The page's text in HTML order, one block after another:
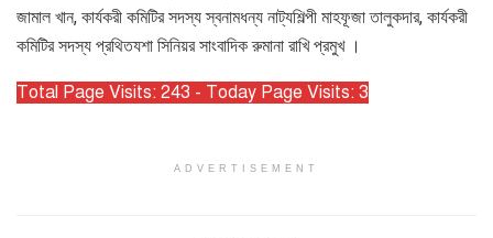
জামাল খান, কার্যকরী কমিটির সদস্য স্বনামধন্য নাট্যশিল্পী মাহফূজা তালুকদার, কার্যকরী
কমিটির সদস্য প্রথিতযশা সিনিয়র সাংবাদিক রুমানা রাখি প্রমুখ ।
Total Page Visits: 243 - Today Page Visits: 3
ADVERTISEMENT